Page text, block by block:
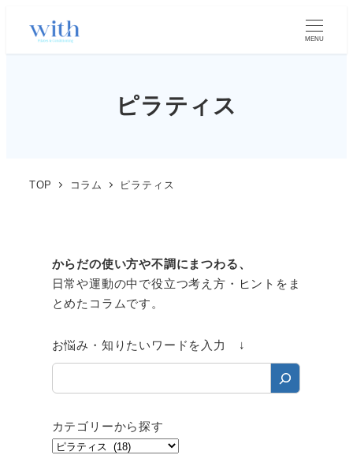
MENU
ピラティス
TOP コラム ピラティス
からだの使い方や不調にまつわる、
日常や運動の中で役立つ考え方・ヒントをま
とめたコラムです。
お悩み・知りたいワードを入力 ↓
カテゴリーから探す